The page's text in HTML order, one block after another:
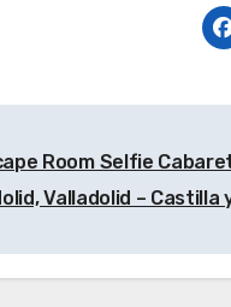
Room Selfie
Valladolid – Castilla